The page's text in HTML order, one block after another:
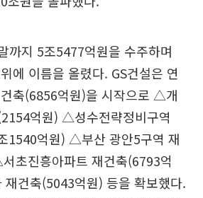
까지 5조5477억원을 수주하며
에 이름을 올렸다. GS건설은 연
축(6856억원)을 시작으로 △개
억원) △성수전략정비구역
1540억원) △부산 광안5구역 재
초진흥아파트 재건축(6793억
건축(5043억원) 등을 확보했다.